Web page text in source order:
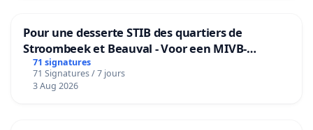
Pour une desserte STIB des quartiers de
Stroombeek et Beauval - Voor een MIVB-
bediening van de wijken Strombeek en Het
Voor
71 signatures
71 Signatures / 7 jours
3 Aug 2026